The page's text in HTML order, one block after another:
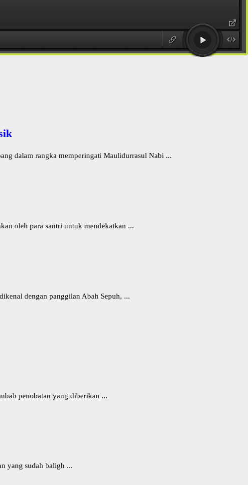
dalam rangka memperingati Maulidurrasul Nabi ...
oleh para santri untuk mendekatkan ...
dengan panggilan Abah Sepuh, ...
penobatan yang diberikan ...
yang sudah baligh ...